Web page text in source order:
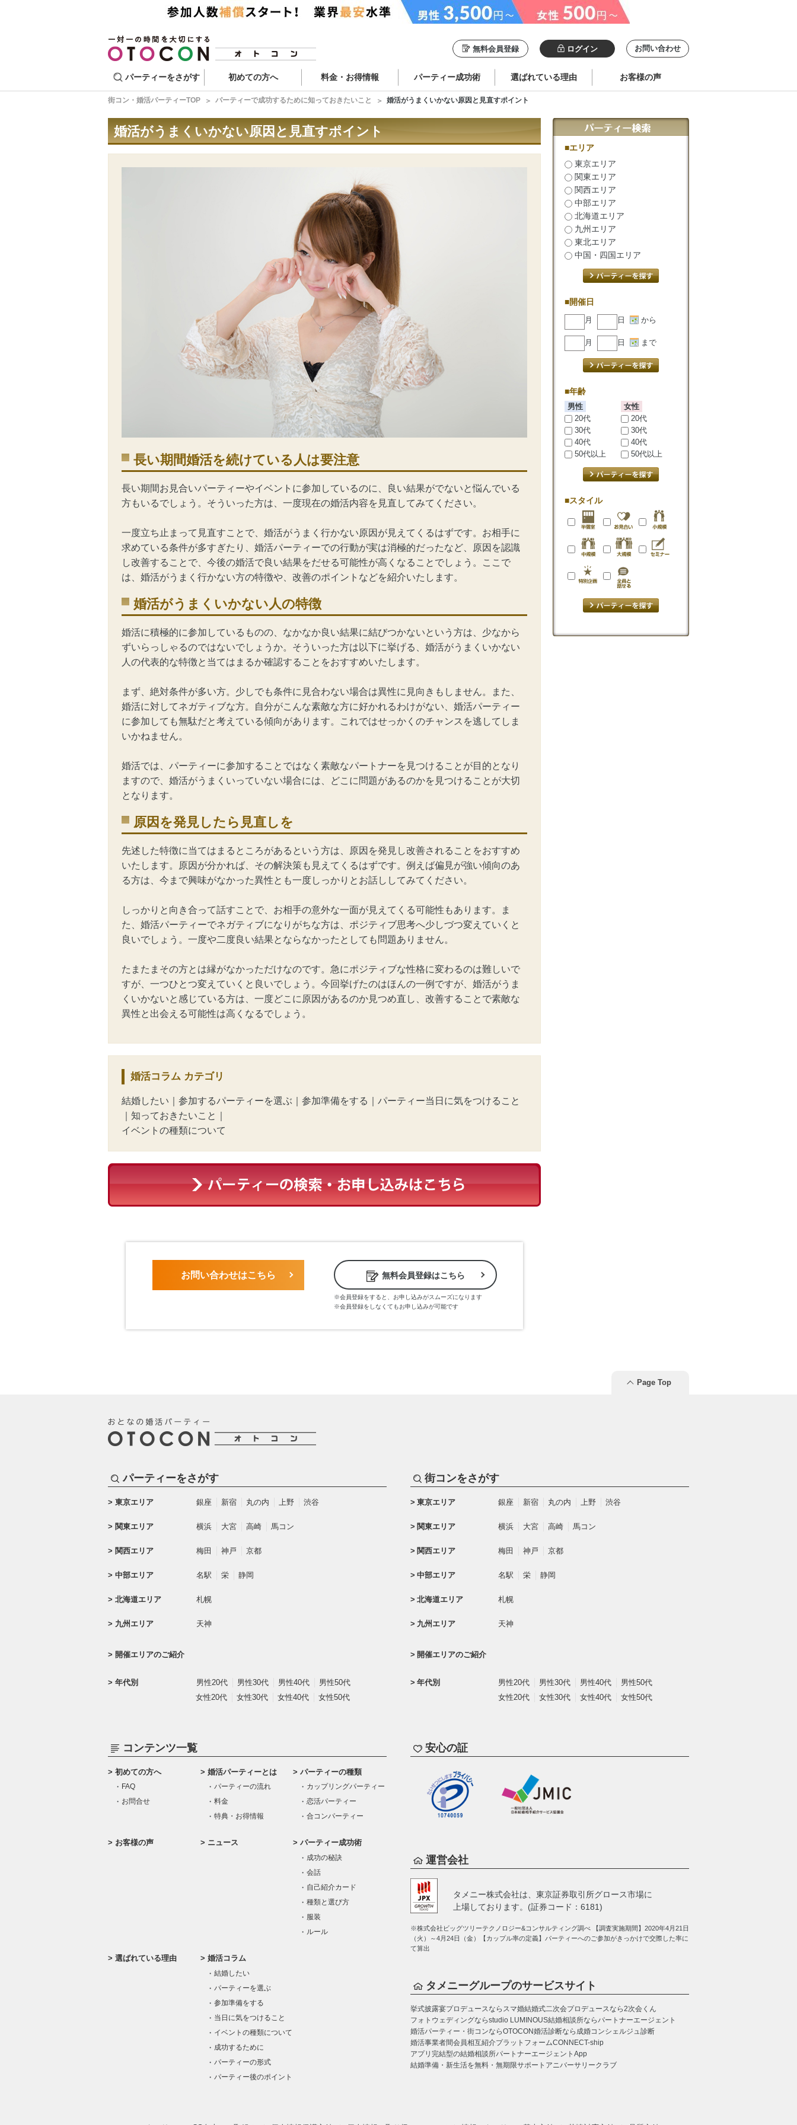
無料会員登録 ログイン お問い合わせ
パーティーをさがす 初めての方へ 料金・お得情報 パーティー成功術 選ばれている理由 お客様の声
街コン・婚活パーティーTOP パーティーで成功するために知っておきたいこと 婚活がうまくいかない原因と見直すポイント
婚活がうまくいかない原因と見直すポイント
長い期間婚活を続けている人は要注意
長い期間お見合いパーティーやイベントに参加しているのに、良い結果がでないと悩んでいる
方もいるでしょう。そういった方は、一度現在の婚活内容を見直してみてください。
一度立ち止まって見直すことで、 婚活がうまく行かない原因が見えてくるはずです。お相手に
求めている条件が多すぎたり、 婚活パーティーでの行動が実は消極的だったなど、原因を認識
し改善することで、今後の婚活で良い結果をだせる可能性が高くなることでしょう。ここで
は、婚活がうまく行かない方の特徴や、改善のポイントなどを紹介いたします。
婚活がうまくいかない人の特徴
婚活に積極的に参加しているものの、なかなか良い結果に結びつかないという方は、少なから
ずいらっしゃるのではないでしょうか。そういった方は以下に挙げる、婚活がうまくいかない
人の代表的な特徴と当てはまるか確認することをおすすめいたします。
まず、絶対条件が多い方。少しでも条件に見合わない場合は異性に見向きもしません。また、
婚活に対してネガティブな方。自分がこんな素敵な方に好かれるわけがない、婚活パーティー
に参加しても無駄だと考えている傾向があります。これではせっかくのチャンスを逃してしま
いかねません。
婚活では、パーティーに参加することではなく素敵なパートナーを見つけることが目的となり
ますので、婚活がうまくいっていない場合には、どこに問題があるのかを見つけることが大切
となります。
原因を発見したら見直しを
先述した特徴に当てはまるところがあるという方は、原因を発見し改善されることをおすすめ
いたします。原因が分かれば、その解決策も見えてくるはずです。例えば偏見が強い傾向のあ
る方は、今まで興味がなかった異性とも一度しっかりとお話ししてみてください。
しっかりと向き合って話すことで、お相手の意外な一面が見えてくる可能性もあります。ま
た、婚活パーティーでネガティブになりがちな方は、ポジティブ思考へ少しづつ変えていくと
良いでしょう。一度や二度良い結果とならなかったとしても問題ありません。
たまたまその方とは縁がなかっただけなのです。急にポジティブな性格に変わるのは難しいで
すが、一つひとつ変えていくと良いでしょう。今回挙げたのはほんの一例ですが、婚活がうま
くいかないと感じている方は、一度どこに原因があるのか見つめ直し、改善することで素敵な
異性と出会える可能性は高くなるでしょう。
婚活コラム カテゴリ
結婚したい 参加するパーティーを選ぶ 参加準備をする
パーティー当日に気をつけること
知っておきたいこと
イベントの種類について
お問い合わせはこちら 無料会員登録はこちら
※会員登録をすると、お申し込みがスムーズになります
※会員登録をしなくてもお申し込みが可能です
■エリア
東京エリア
関東エリア
関西エリア
中部エリア
北海道エリア
九州エリア
東北エリア
中国・四国エリア
■開催日
月
日 から
月 日 まで
■年齢
男性
女性
20代
30代
40代
50代以上
20代
30代
40代
50代以上
■スタイル
Page Top
パーティーをさがす
東京エリア 銀座 新宿 丸の内 上野 渋谷
関東エリア 横浜 大宮 高崎 馬コン
関西エリア 梅田 神戸 京都
中部エリア 名駅 栄 静岡
北海道エリア 札幌
九州エリア 天神
開催エリアのご紹介
年代別 男性20代 男性30代 男性40代
男性50代
女性20代
女性30代 女性40代 女性50代
街コンをさがす
東京エリア 銀座 新宿 丸の内 上野 渋谷
関東エリア 横浜 大宮 高崎 馬コン
関西エリア 梅田 神戸 京都
中部エリア 名駅 栄 静岡
北海道エリア 札幌
九州エリア 天神
開催エリアのご紹介
年代別 男性20代 男性30代 男性40代
男性50代
女性20代
女性30代 女性40代 女性50代
コンテンツ一覧
初めての方へ
FAQ
お問合せ
婚活パーティーとは
パーティーの流れ
料金
特典・お得情報
パーティーの種類
カップリングパーティー
恋活パーティー
合コンパーティー
お客様の声 ニュース パーティー成功術
成功の秘訣
会話
自己紹介カード
種類と選び方
服装
ルール
選ばれている理由 婚活コラム
結婚したい
パーティーを選ぶ
参加準備をする
当日に気をつけること
イベントの種類について
成功するために
パーティーの形式
パーティー後のポイント
安心の証
運営会社
タメニー株式会社は、 東京証券取引所グロース市場に
上場しております。(証券コード：6181)
※株式会社ビッグツリーテクノロジー&コンサルティング調べ 【調査実施期間】2020年4月21日
（火）～4月24日（金）【カップル率の定義】パーティーへのご参加がきっかけで交際した率に
て算出
タメニーグループのサービスサイト
挙式披露宴プロデュースならスマ婚結婚式二次会プロデュースなら2次会くん
フォトウェディングならstudio LUMINOUS結婚相談所ならパートナーエージェント
婚活パーティー・街コンならOTOCON婚活診断なら成婚コンシェルジュ診断
婚活事業者間会員相互紹介プラットフォームCONNECT-ship
アプリ完結型の結婚相談所パートナーエージェントApp
結婚準備・新生活を無料・無期限サポートアニバーサリークラブ